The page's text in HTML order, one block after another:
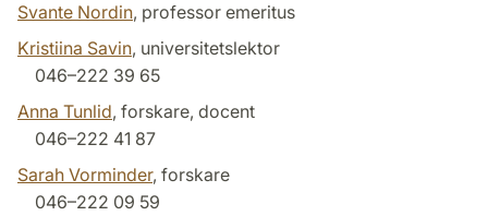
Svante Nordin, professor emeritus
Kristiina Savin, universitetslektor
046–222 39 65
Anna Tunlid, forskare, docent
046–222 41 87
Sarah Vorminder, forskare
046–222 09 59